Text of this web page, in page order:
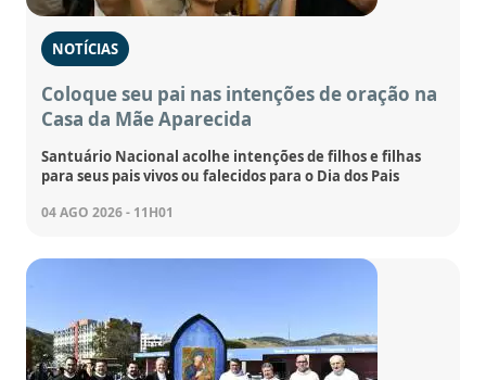
NOTÍCIAS
Coloque seu pai nas intenções de oração na
Casa da Mãe Aparecida
Santuário Nacional acolhe intenções de filhos e filhas
para seus pais vivos ou falecidos para o Dia dos Pais
04 AGO 2026 - 11H01